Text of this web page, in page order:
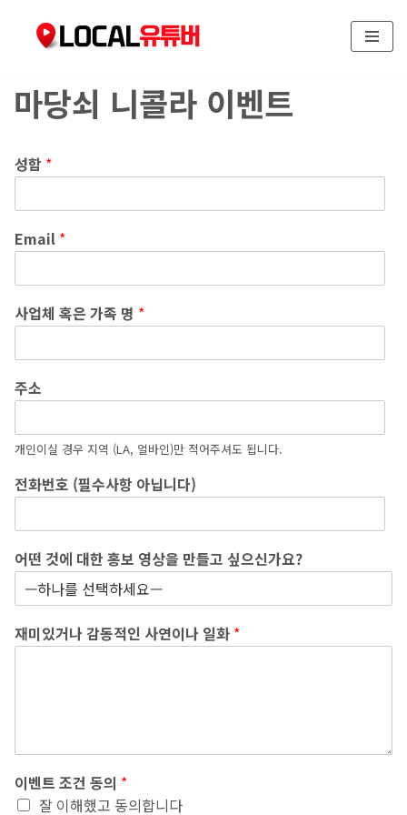
츠
로
너
뛰
마당쇠 니콜라 이벤트
성함 *
Email *
사업체 혹은 가족 명 *
주소
개인이실 경우 지역 (LA, 얼바인)만 적어주셔도 됩니다.
전화번호 (필수사항 아닙니다)
어떤 것에 대한 홍보 영상을 만들고 싶으신가요?
재미있거나 감동적인 사연이나 일화 *
이벤트 조건 동의 *
잘 이해했고 동의합니다